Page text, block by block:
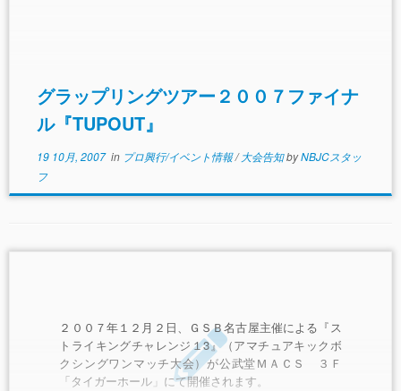
グラップリングツアー２００７ファイナ
ル『TUPOUT』
19 10月, 2007in プロ興行/イベント情報/大会告知byNBJCスタッ
フ
２００７年１２月２日、ＧＳＢ名古屋主催による『ス
トライキングチャレンジ１3』（アマチュアキックボ
クシングワンマッチ大会）が公武堂ＭＡＣＳ ３Ｆ
「タイガーホール」にて開催されます。